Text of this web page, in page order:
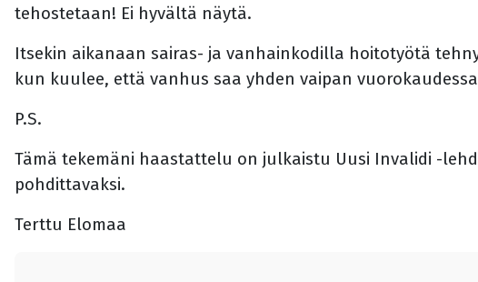
tehostetaan! Ei hyvältä näytä.
Itsekin aikanaan sairas- ja vanhainkodilla hoitotyötä
kun kuulee, että vanhus saa yhden vaipan
P.S.
Tämä tekemäni haastattelu on julkaistu Uusi Invalidi -
pohdittavaksi.
Terttu Elomaa